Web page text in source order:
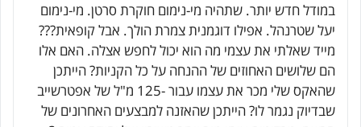
במודל חדש יותר. שתהיה מי-נימום חוקרת סרטן. מי-נימום
יעל שטרנהל. אפילו דוגמנית צמרת הולך. אבל קופאית???
מייד שאלתי את עצמי מה הוא יכול לחפש אצלה. האם אלו
הם שלושים האחוזים של ההנחה על כל הקניות? הייתכן
שהאקס שלי מכר את עצמו עבור -125 מ"ל של אפטרשייב
שבדיוק נגמר לו? הייתכן שהאזנה למבצעים האחרונים של